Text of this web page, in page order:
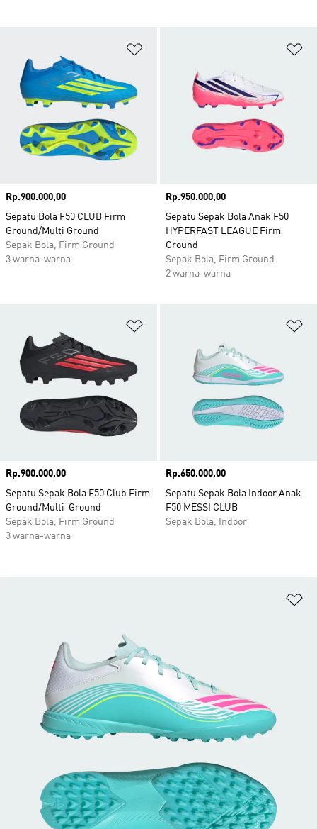
Harga
Rp.900.000,00
Sepatu Bola F50 CLUB Firm
Ground/Multi Ground
Sepak Bola, Firm Ground
3 warna-warna
Harga
Rp.950.000,00
Sepatu Sepak Bola Anak F50
HYPERFAST LEAGUE Firm
Ground
Sepak Bola, Firm Ground
2 warna-warna
Harga
Rp.900.000,00
Sepatu Sepak Bola F50 Club Firm
Ground/Multi-Ground
Sepak Bola, Firm Ground
3 warna-warna
Harga
Rp.650.000,00
Sepatu Sepak Bola Indoor Anak
F50 MESSI CLUB
Sepak Bola, Indoor